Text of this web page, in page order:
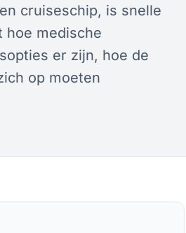
cruiseschip, is snelle
hoe medische
er zijn, hoe de
op moeten